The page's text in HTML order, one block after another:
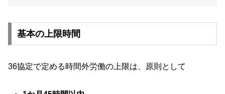
基本の上限時間
36協定で定める時間外労働の上限は、原則として